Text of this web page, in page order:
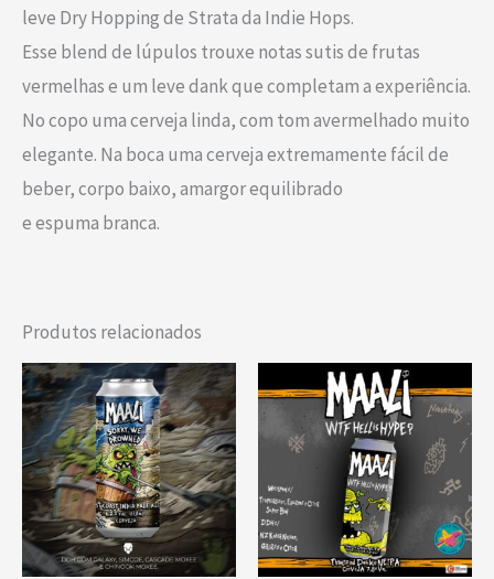
leve Dry Hopping de Strata da Indie Hops.
Esse blend de lúpulos trouxe notas sutis de frutas
vermelhas e um leve dank que completam a experiência.
No copo uma cerveja linda, com tom avermelhado muito
elegante. Na boca uma cerveja extremamente fácil de
beber, corpo baixo, amargor equilibrado
e espuma branca.
Produtos relacionados